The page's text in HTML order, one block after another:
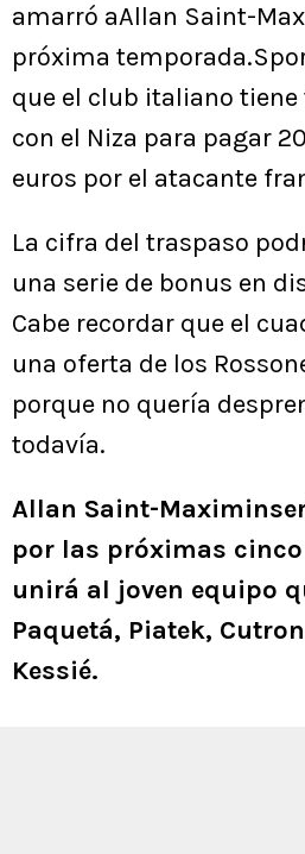
amarró aAllan Saint-
próxima
que el club italiano
con el Niza para pagar
euros por el atacante
La cifra del traspaso
una serie de bonus en
Cabe recordar que el
una oferta de los
porque no quería
todavía.
Allan Saint-
por las próximas
unirá al joven equipo
Paquetá, Piatek,
Kessié.